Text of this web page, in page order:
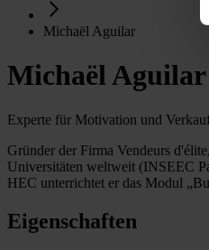
Michaël Aguilar
Michaël Aguilar
Experte für Motivation und
Gründer der Firma Vendeurs
Universitäten weltweit (INSEEC
HEC unterrichtet er das Modul
Eigenschaften